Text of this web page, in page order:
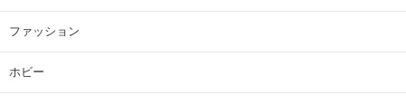
ファッション
ホビー